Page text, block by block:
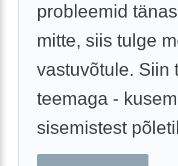
probleemid
mitte, siis tulge
vastuvõtule. Siin
teemaga -
sisemistest